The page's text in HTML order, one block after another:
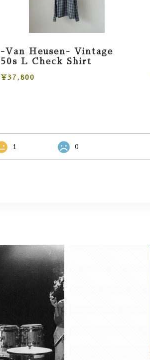
-Van Heusen- Vintage
50s L Check Shirt
¥37,800
1 0